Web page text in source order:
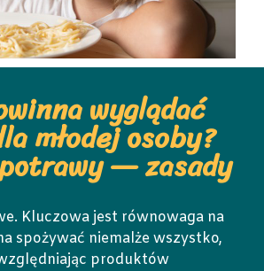
wyglądać
młodej osoby?
— zasady
Kluczowa jest równowaga na
spożywać niemalże wszystko,
produktów